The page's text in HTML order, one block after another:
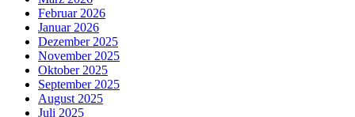
Februar 2026
Januar 2026
Dezember 2025
November 2025
Oktober 2025
September 2025
August 2025
Juli 2025